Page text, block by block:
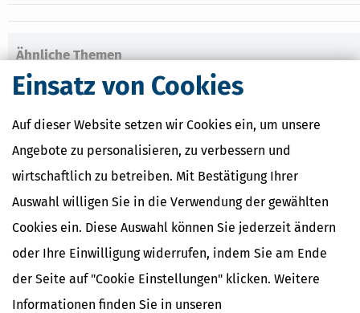
Einsatz von Cookies
Auf dieser Website setzen wir Cookies ein, um unsere
Angebote zu personalisieren, zu verbessern und
wirtschaftlich zu betreiben. Mit Bestätigung Ihrer
Auswahl willigen Sie in die Verwendung der gewählten
Cookies ein. Diese Auswahl können Sie jederzeit ändern
oder Ihre Einwilligung widerrufen, indem Sie am Ende
der Seite auf "Cookie Einstellungen" klicken. Weitere
Informationen finden Sie in unseren
Ähnliche Themen
Erben, Vererben & Schenken
Altersvorsorge, Rente & Finanzen
Verwandte Lexikon-Begriffe
Erlass
Erbengemeinschaft
Erbschaftsteuer
Grundstück
Weitere News zum Thema